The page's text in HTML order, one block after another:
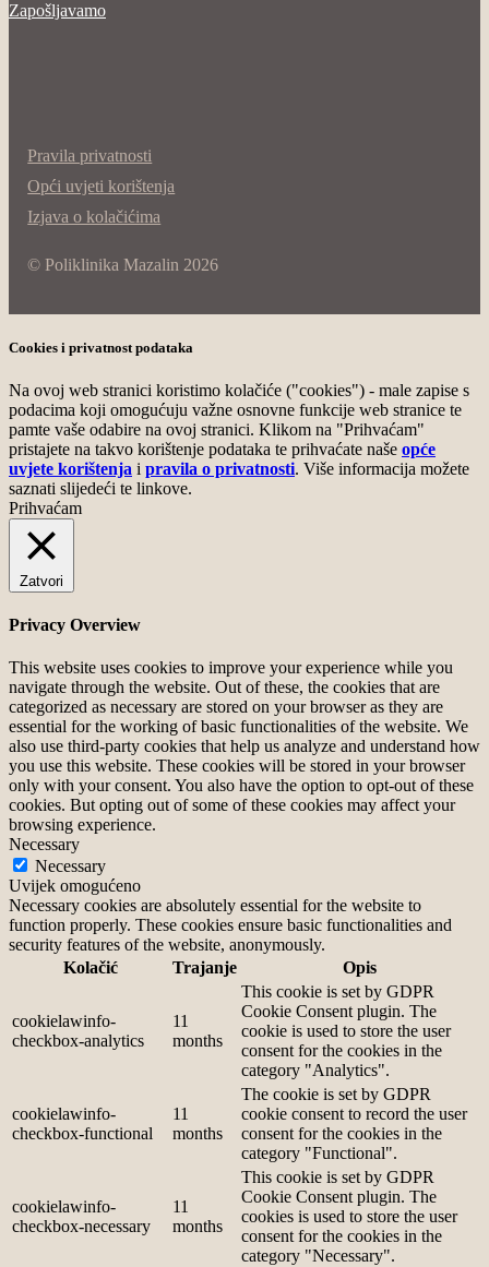
Zapošljavamo
© Poliklinika Mazalin 2026
Pravila privatnosti
Opći uvjeti korištenja
Izjava o kolačićima
Cookies i privatnost podataka
Na ovoj web stranici koristimo kolačiće ("cookies") - male zapise s
podacima koji omogućuju važne osnovne funkcije web stranice te
pamte vaše odabire na ovoj stranici. Klikom na "Prihvaćam"
pristajete na takvo korištenje podataka te prihvaćate naše opće
uvjete korištenja i pravila o privatnosti. Više informacija možete
saznati slijedeći te linkove.
Prihvaćam
Zatvori
Privacy Overview
This website uses cookies to improve your experience while you
navigate through the website. Out of these, the cookies that are
categorized as necessary are stored on your browser as they are
essential for the working of basic functionalities of the website. We
also use third-party cookies that help us analyze and understand how
you use this website. These cookies will be stored in your browser
only with your consent. You also have the option to opt-out of these
cookies. But opting out of some of these cookies may affect your
browsing experience.
Necessary
Necessary
Uvijek omogućeno
Necessary cookies are absolutely essential for the website to
function properly. These cookies ensure basic functionalities and
security features of the website, anonymously.
Kolačić
Trajanje Opis
cookielawinfo-
checkbox-analytics
11
months
This cookie is set by GDPR
Cookie Consent plugin. The
cookie is used to store the user
consent for the cookies in the
category "Analytics".
cookielawinfo-
checkbox-functional
11
months
The cookie is set by GDPR
cookie consent to record the user
consent for the cookies in the
category "Functional".
cookielawinfo-
checkbox-necessary
11
months
This cookie is set by GDPR
Cookie Consent plugin. The
cookies is used to store the user
consent for the cookies in the
category "Necessary".